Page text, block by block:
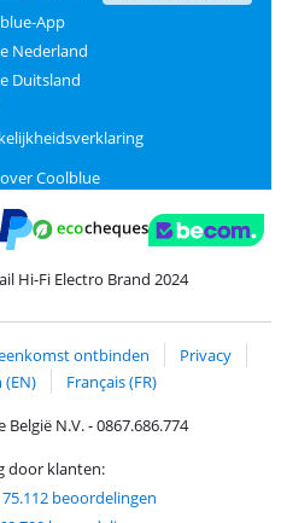
App
Nederland
Duitsland
Coolblue
via ClickToPay
Hi-Fi Electro Brand 2024
ontbinden
Privacy
(EN)
Français (FR)
N.V. - 0867.686.774
door klanten:
75.112 beoordelingen